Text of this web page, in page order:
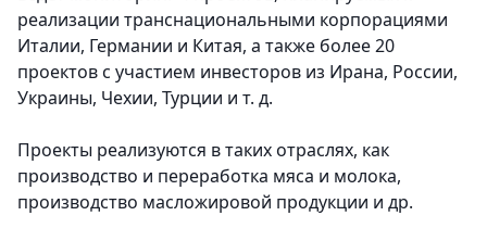
реализации транснациональными корпорациями
Италии, Германии и Китая, а также более 20
проектов с участием инвесторов из Ирана, России,
Украины, Чехии, Турции и т. д.
Проекты реализуются в таких отраслях, как
производство и переработка мяса и молока,
производство масложировой продукции и др.